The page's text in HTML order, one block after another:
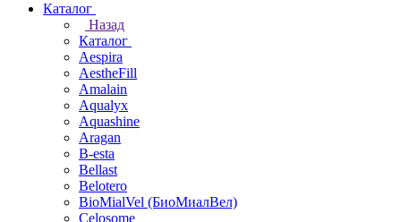
Каталог
Назад
Каталог
Aespira
AestheFill
Amalain
Aqualyx
Aquashine
Aragan
B-esta
Bellast
Belotero
BioMialVel (БиоМиалВел)
Celosome